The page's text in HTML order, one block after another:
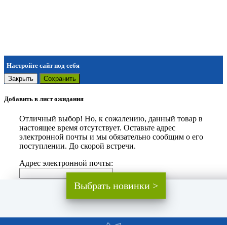
Выбрать новинки >
Настройте сайт под себя
Закрыть
Сохранить
Добавить в лист ожидания
Отличный выбор! Но, к сожалению, данный товар в
настоящее время отсутствует. Оставьте адрес
электронной почты и мы обязательно сообщим о его
поступлении. До скорой встречи.
Адрес электронной почты:
Мы используем файлы cookie. Подробнее